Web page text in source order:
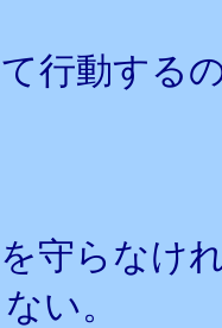
行動する
守らなけ
い。